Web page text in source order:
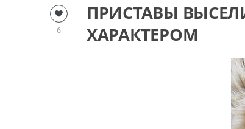
ПРИСТАВЫ
ХАРАКТЕРОМ
6